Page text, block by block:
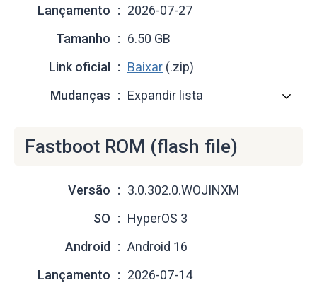
Lançamento
2026-07-27
Tamanho
6.50 GB
Link oficial
Baixar (.zip)
Mudanças
Expandir lista
Fastboot ROM (flash file)
Versão
3.0.302.0.WOJINXM
SO
HyperOS 3
Android
Android 16
Lançamento
2026-07-14